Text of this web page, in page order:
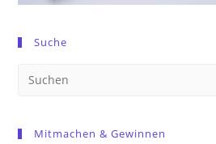
Suche
Mitmachen & Gewinnen